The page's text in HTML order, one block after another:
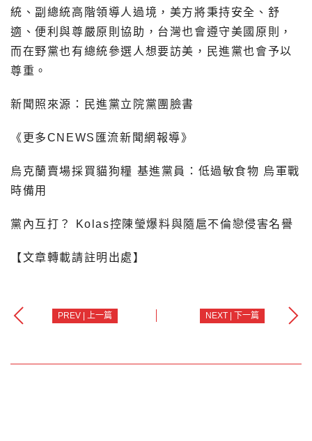
統、副總統高階領導人過境，美方將秉持安全、舒
適、便利與尊嚴原則協助，台灣也會遵守美國原則，
而在野黨也有總統參選人想要訪美，民進黨也會予以
尊重。
新聞照來源：民進黨立院黨團臉書
《更多CNEWS匯流新聞網報導》
烏克蘭賣場採買貓狗糧 基進黨員：低過敏食物 烏軍戰
時備用
黨內互打？ Kolas控陳瑩爆料與隨扈不倫戀侵害名譽
【文章轉載請註明出處】
PREV | 上一篇 NEXT | 下一篇